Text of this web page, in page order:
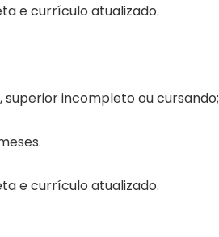
e currículo atualizado.
incompleto ou cursando;
e currículo atualizado.